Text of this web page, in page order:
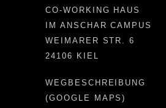
CO-WORKING HAUS
IM ANSCHAR CAMPUS
WEIMARER STR. 6
24106 KIEL
WEGBESCHREIBUNG
(GOOGLE MAPS)